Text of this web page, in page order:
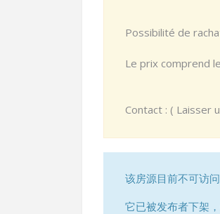
Possibilité de
Le prix comprend
Contact : ( Laisser
该房源目前不可访问
它已被发布者下架，